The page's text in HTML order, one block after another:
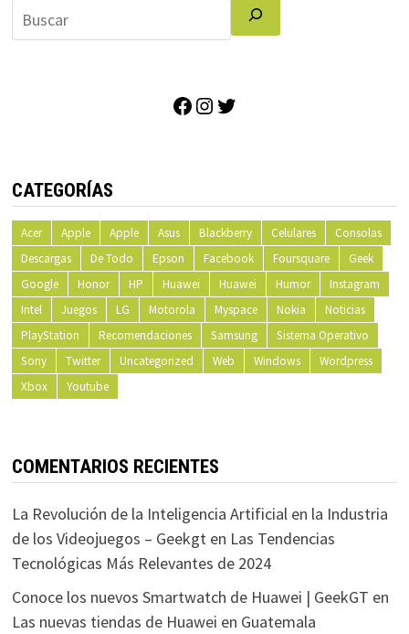
Facebook
Instagram
CATEGORÍAS
Acer Apple Apple Asus Blackberry Celulares
Consolas
Descargas
De Todo Epson Facebook Foursquare
Geek
Google
Honor HP Huawei Huawei Humor
Instagram
Intel
Juegos LG Motorola Myspace Nokia
Noticias
PlayStation
Recomendaciones Samsung
Sistema Operativo
Sony
Twitter Uncategorized Web Windows
Wordpress
Xbox
Youtube
COMENTARIOS RECIENTES
La Revolución de la Inteligencia Artificial en la Industria
de los Videojuegos – Geekgten Las Tendencias
Tecnológicas Más Relevantes de 2024
Conoce los nuevos Smartwatch de Huawei | GeekGT en
Las nuevas tiendas de Huawei en Guatemala